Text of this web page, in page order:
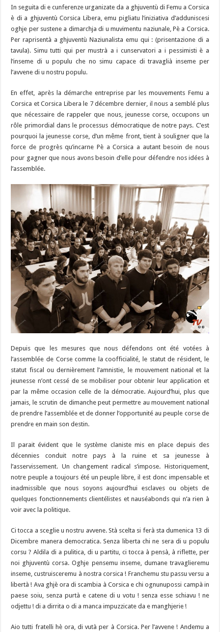
In seguita di e cunferenze urganizate da a ghjuventù di Femu a Corsica
è di a ghjuventù Corsica Libera, emu pigliatu l’iniziativa d’adduniscesi
oghje per sustene a dimarchja di u muvimentu naziunale, Pè a Corsica.
Per raprisentà a ghjuventù Naziunalista emu qui : (prisentazione di a
tavula). Simu tutti qui per mustrà a i cunservatori a i pessimisti è a
l’inseme di u populu che no simu capace di travaglià inseme per
l’avvene di u nostru populu.
En effet, après la démarche entreprise par les mouvements Femu a
Corsica et Corsica Libera le 7 décembre dernier, il nous a semblé plus
que nécessaire de rappeler que nous, jeunesse corse, occupons un
rôle primordial dans le processus démocratique de notre pays. C’est
pourquoi la jeunesse corse, d’un même front, tient à souligner que la
force de progrès qu’incarne Pè a Corsica a autant besoin de nous
pour gagner que nous avons besoin d’elle pour défendre nos idées à
l’assemblée.
Depuis que les mesures que nous défendons ont été votées à
l’assemblée de Corse comme la coofficialité, le statut de résident, le
statut fiscal ou dernièrement l’amnistie, le mouvement national et la
jeunesse n’ont cessé de se mobiliser pour obtenir leur application et
par la même occasion celle de la démocratie. Aujourd’hui, plus que
jamais, le scrutin de dimanche peut permettre au mouvement national
de prendre l’assemblée et de donner l’opportunité au peuple corse de
prendre en main son destin.
Il parait évident que le système claniste mis en place depuis des
décennies conduit notre pays à la ruine et sa jeunesse à
l’asservissement. Un changement radical s’impose. Historiquement,
notre peuple a toujours été un peuple libre, il est donc impensable et
inadmissible que nous soyons aujourd’hui esclaves ou objets de
quelques fonctionnements clientélistes et nauséabonds qui n’a rien à
voir avec la politique.
Ci tocca a sceglie u nostru avvene. Stà scelta si ferà sta dumenica 13 di
Dicembre manera democratica. Senza liberta chi ne sera di u populu
corsu ? Aldila di a pulitica, di u partitu, ci tocca à pensà, à riflette, per
noi ghjuventù corsa. Oghje pensemu inseme, dumane travaglieremu
inseme, custruisceremu à nostra corsica ! Franchemu stu passu versu a
libertà ! Ava ghjè ora di scambia à Corsica e chi ognunupossi campà in
paese soiu, senza purtà e catene di u votu ! senza esse schiavu ! ne
odjettu ! di a dirrita o di a manca impuzzicate da e manghjerie !
Aio tutti fratelli hè ora, di vutà per à Corsica. Per l’avvene ! Andemu a